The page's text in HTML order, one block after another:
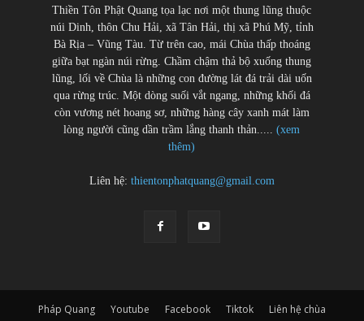
Thiền Tôn Phật Quang tọa lạc nơi một thung lũng thuộc
núi Dinh, thôn Chu Hải, xã Tân Hải, thị xã Phú Mỹ, tỉnh
Bà Rịa – Vũng Tàu. Từ trên cao, mái Chùa thấp thoáng
giữa bạt ngàn núi rừng. Chầm chậm thả bộ xuống thung
lũng, lối về Chùa là những con đường lát đá trải dài uốn
qua rừng trúc. Một dòng suối vắt ngang, những khối đá
còn vương nét hoang sơ, những hàng cây xanh mát làm
lòng người cũng dần trầm lắng thanh thản.....(xem
thêm)
Liên hệ: thientonphatquang@gmail.com
Pháp Quang Youtube Facebook Tiktok Liên hệ chùa